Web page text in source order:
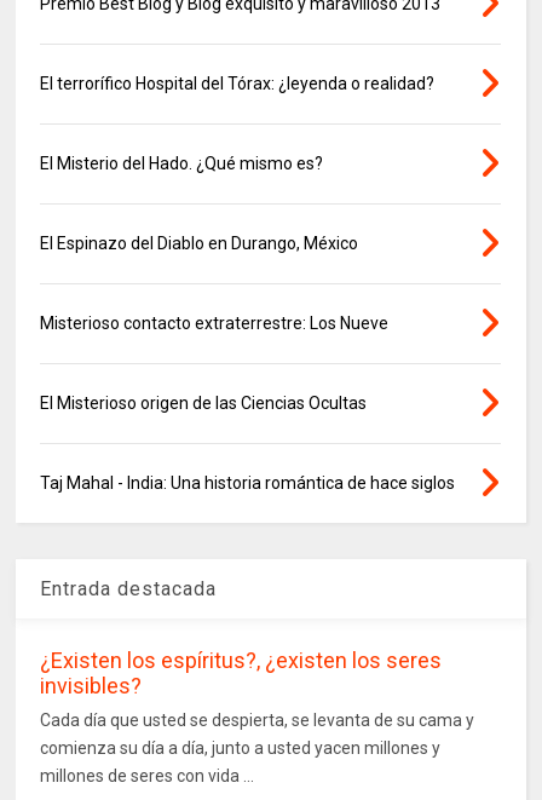
El terrorífico Hospital del Tórax: ¿leyenda o realidad?
El Misterio del Hado. ¿Qué mismo es?
El Espinazo del Diablo en Durango, México
Misterioso contacto extraterrestre: Los Nueve
El Misterioso origen de las Ciencias Ocultas
Taj Mahal - India: Una historia romántica de hace siglos
Entrada destacada
¿Existen los espíritus?, ¿existen los seres
invisibles?
Cada día que usted se despierta, se levanta de su cama y
comienza su día a día, junto a usted yacen millones y
millones de seres con vida ...